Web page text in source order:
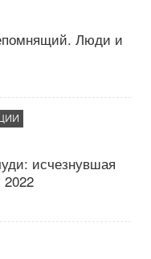
Люди и
исчезнувшая
2022